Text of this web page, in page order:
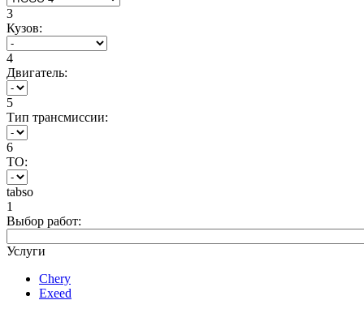
3
Кузов:
4
Двигатель:
5
Тип трансмиссии:
6
ТО:
tabso
1
Выбор работ:
Услуги
Chery
Exeed